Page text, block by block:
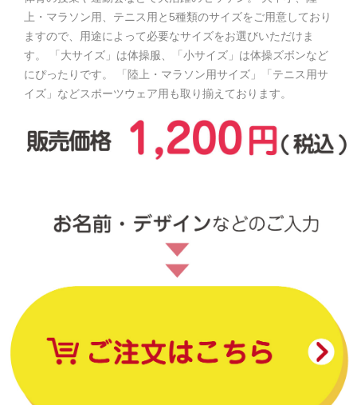
上・マラソン用、テニス用と5種類のサイズをご用意しており
ますので、用途によって必要なサイズをお選びいただけま
す。 「大サイズ」は体操服、「小サイズ」は体操ズボンなど
にぴったりです。 「陸上・マラソン用サイズ」「テニス用サ
イズ」などスポーツウェア用も取り揃えております。